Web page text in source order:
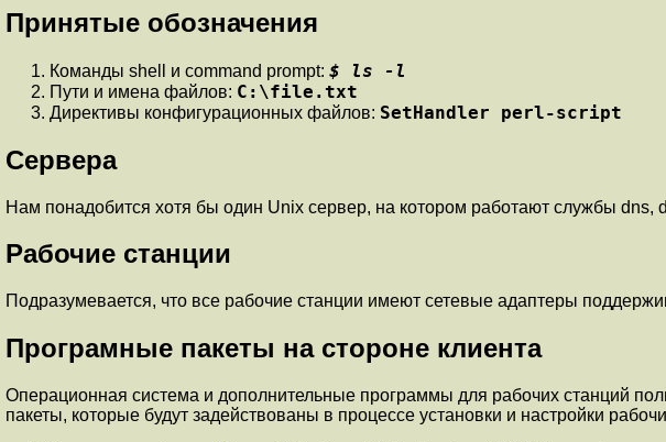
Принятые обозначения
Команды shell и command prompt: $ ls -l
Пути и имена файлов: C:\file.txt
Директивы конфигурационных файлов: SetHandler perl-script
Сервера
Нам понадобится хотя бы один Unix сервер, на котором работают службы dns,
Рабочие станции
Подразумевается, что все рабочие станции имеют сетевые адаптеры
Програмные пакеты на стороне клиента
Операционная система и дополнительные программы для рабочих станций
пакеты, которые будут задействованы в процессе установки и настройки